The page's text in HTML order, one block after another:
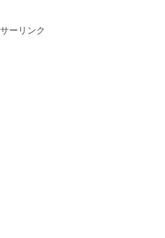
ーリンク